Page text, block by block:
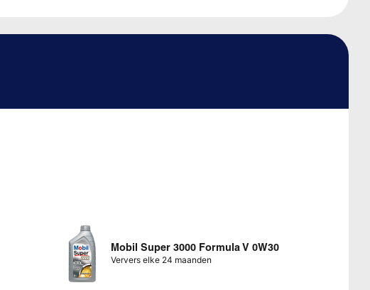
Mobil Super 3000 Formula V 0W30
Ververs elke 24 maanden